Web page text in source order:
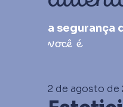
a segurança
você é
2 de agosto de